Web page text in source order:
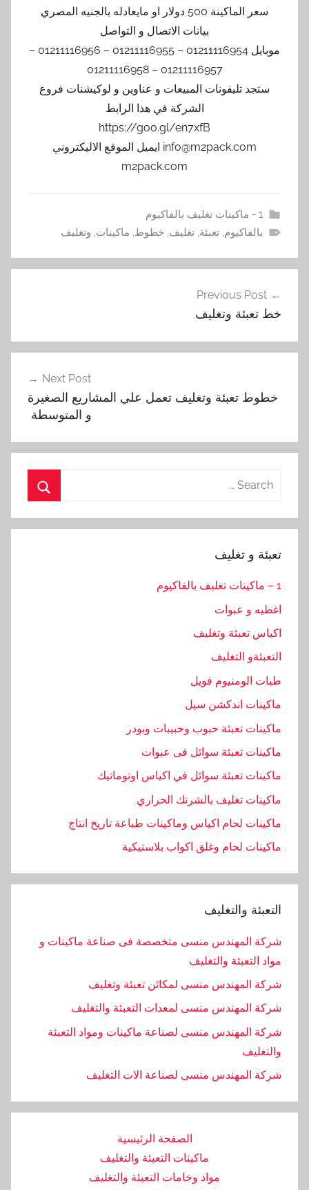
سعر الماكينة 500 دولار او مايعادله بالجنيه المصري
بيانات الاتصال و التواصل
موبايل 01211116954 – 01211116955 – 01211116956 –
01211116957 – 01211116958
ستجد تليفونات المبيعات و عناوين و لوكيشنات فروع
الشركة في هذا الرابط
https://goo.gl/en7xfB
info@m2pack.com ايميل الموقع الاليكتروني
m2pack.com
1 - ماكينات تغليف بالفاكيوم
بالفاكيوم,تعبئة,تغليف, خطوط, ماكينات, وتغليف
المقالات
Previous Post
خط تعبئة وتغليف
Next Post
خطوط تعبئة وتغليف تعمل علي المشاريع الصغيرة
و المتوسطة ‏
Search
تعبئة و تغليف
1 – ماكينات تغليف بالفاكيوم
اغطيه و عبوات
اكياس تعبئة وتغليف
التعبئةو التغليف
طبات الومنيوم فويل
ماكينات اندكشن سيل
ماكينات تعبئة حبوب وحبيبات وبودر
ماكينات تعبئة سوائل فى عبوات
ماكينات تعبئة سوائل في اكياس اوتوماتيك
ماكينات تغليف بالشرنك الحراري
ماكينات لحام اكياس وماكينات طباعة تاريخ انتاج
ماكينات لحام وغلق اكواب بلاستيكية
التعبئة والتغليف
شركة المهندس منسى متخصصة فى صناعة ماكينات و
مواد التعبئة والتغليف
شركة المهندس منسى لمكائن تعبئة وتغليف
شركة المهندس منسى لمعدات التعبئة والتغليف
شركة المهندس منسى لصناعة ماكينات ومواد التعبئة
والتغليف
‏شركة المهندس منسى لصناعة الات التغليف
الصفحة الرئيسية
ماكينات التعبئة والتغليف
مواد وخامات التعبئة والتغليف